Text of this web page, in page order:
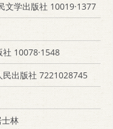
文学出版社 10019·1377
10078·1548
民出版社 7221028745
林